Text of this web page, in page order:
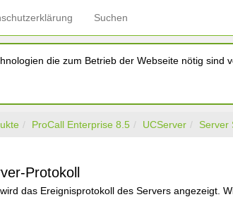
die zum Betrieb der Webseite nötig
Suchen
ProCall Enterprise 8.5 UCServer Server
Protokoll
das Ereignisprotokoll des Servers angezeigt.